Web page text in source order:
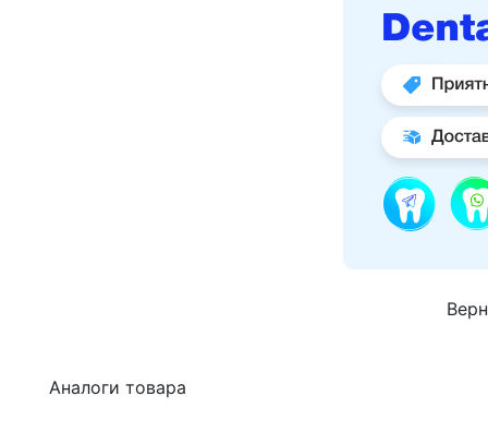
Аналоги товара